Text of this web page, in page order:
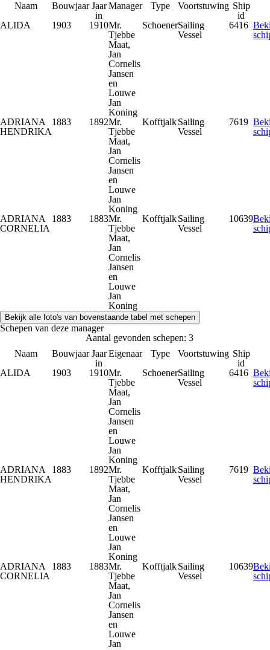
Naam
Bouwjaar Jaar
in
Manager Type Voortstuwing Ship
id
ALIDA
1903 1910Mr.
Tjebbe
Maat,
Jan
Cornelis
Jansen
en
Louwe
Jan
Koning
SchoenerSailing
Vessel
6416
ADRIANA
HENDRIKA
1883 1892Mr.
Tjebbe
Maat,
Jan
Cornelis
Jansen
en
Louwe
Jan
Koning
KofftjalkSailing
Vessel
7619
ADRIANA
CORNELIA
1883 1883Mr.
Tjebbe
Maat,
Jan
Cornelis
Jansen
en
Louwe
Jan
Koning
KofftjalkSailing
Vessel
10639
Schepen van deze manager
Aantal gevonden schepen: 3
Naam
Bouwjaar Jaar
in
Eigenaar Type Voortstuwing Ship
id
ALIDA
1903 1910Mr.
Tjebbe
Maat,
Jan
Cornelis
Jansen
en
Louwe
Jan
Koning
SchoenerSailing
Vessel
6416
ADRIANA
HENDRIKA
1883 1892Mr.
Tjebbe
Maat,
Jan
Cornelis
Jansen
en
Louwe
Jan
Koning
KofftjalkSailing
Vessel
7619
ADRIANA
CORNELIA
1883 1883Mr.
Tjebbe
Maat,
Jan
Cornelis
Jansen
en
Louwe
Jan
KofftjalkSailing
Vessel
10639